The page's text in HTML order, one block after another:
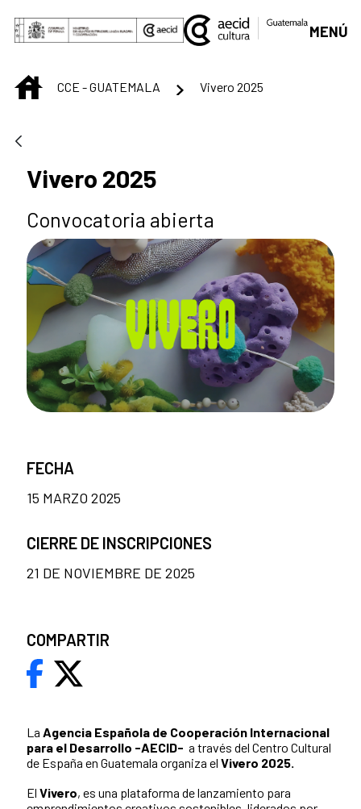
Saltar al contenido principal
MENÚ
INICIOCCE - GUATEMALA Vivero 2025
Vivero 2025
Convocatoria abierta
La Agencia Española de Cooperación Internacional
para el Desarrollo -AECID- a través del Centro Cultural
de España en Guatemala organiza el Vivero 2025.
El Vivero, es una plataforma de lanzamiento para
FECHA
15 MARZO 2025
CIERRE DE INSCRIPCIONES
21 DE NOVIEMBRE DE 2025
COMPARTIR